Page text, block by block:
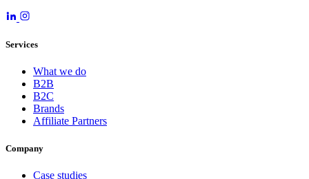
Services
What we do
B2B
B2C
Brands
Affiliate Partners
Company
Case studies